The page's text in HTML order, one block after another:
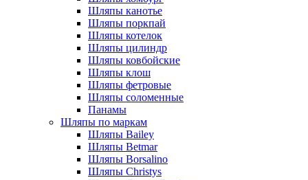
Шляпы канотье
Шляпы поркпай
Шляпы котелок
Шляпы цилиндр
Шляпы ковбойские
Шляпы клош
Шляпы фетровые
Шляпы соломенные
Панамы
Шляпы по маркам
Шляпы Bailey
Шляпы Betmar
Шляпы Borsalino
Шляпы Christys